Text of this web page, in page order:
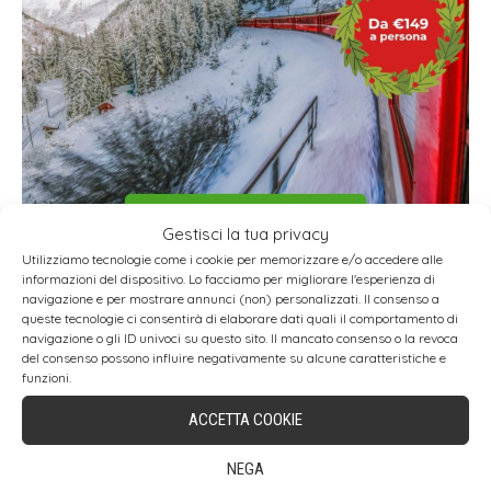
Gestisci la tua privacy
Utilizziamo tecnologie come i cookie per memorizzare e/o accedere alle
informazioni del dispositivo. Lo facciamo per migliorare l'esperienza di
navigazione e per mostrare annunci (non) personalizzati. Il consenso a
queste tecnologie ci consentirà di elaborare dati quali il comportamento di
navigazione o gli ID univoci su questo sito. Il mancato consenso o la revoca
del consenso possono influire negativamente su alcune caratteristiche e
funzioni.
ACCETTA COOKIE
NEGA